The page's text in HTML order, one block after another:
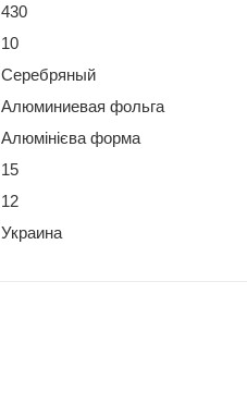
430
10
Серебряный
Алюминиевая фольга
Алюмінієва форма
15
12
Украина